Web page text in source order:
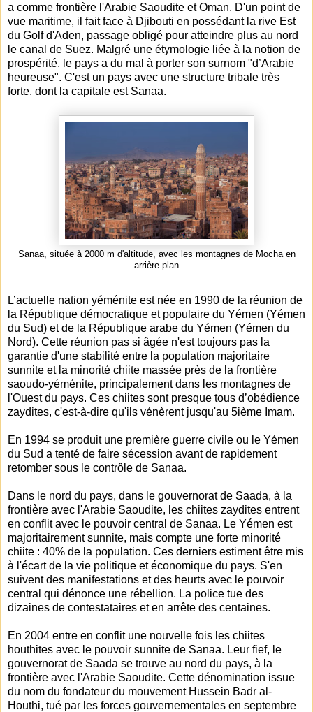
a comme frontière l'Arabie Saoudite et Oman. D'un point de
vue maritime, il fait face à Djibouti en possédant la rive Est
du Golf d'Aden, passage obligé pour atteindre plus au nord
le canal de Suez. Malgré une étymologie liée à la notion de
prospérité, le pays a du mal à porter son surnom "d’Arabie
heureuse". C'est un pays avec une structure tribale très
forte, dont la capitale est Sanaa.
Sanaa, située à 2000 m d'altitude, avec les montagnes de Mocha en
arrière plan
L’actuelle nation yéménite est née en 1990 de la réunion de
la République démocratique et populaire du Yémen (Yémen
du Sud) et de la République arabe du Yémen (Yémen du
Nord). Cette réunion pas si âgée n'est toujours pas la
garantie d'une stabilité entre la population majoritaire
sunnite et la minorité chiite massée près de la frontière
saoudo-yéménite, principalement dans les montagnes de
l'Ouest du pays. Ces chiites sont presque tous d’obédience
zaydites, c'est-à-dire qu'ils vénèrent jusqu'au 5ième Imam.
En 1994 se produit une première guerre civile ou le Yémen
du Sud a tenté de faire sécession avant de rapidement
retomber sous le contrôle de Sanaa.
Dans le nord du pays, dans le gouvernorat de Saada, à la
frontière avec l'Arabie Saoudite, les chiites zaydites entrent
en conflit avec le pouvoir central de Sanaa. Le Yémen est
majoritairement sunnite, mais compte une forte minorité
chiite : 40% de la population. Ces derniers estiment être mis
à l'écart de la vie politique et économique du pays. S'en
suivent des manifestations et des heurts avec le pouvoir
central qui dénonce une rébellion. La police tue des
dizaines de contestataires et en arrête des centaines.
En 2004 entre en conflit une nouvelle fois les chiites
houthites avec le pouvoir sunnite de Sanaa. Leur fief, le
gouvernorat de Saada se trouve au nord du pays, à la
frontière avec l'Arabie Saoudite. Cette dénomination issue
du nom du fondateur du mouvement Hussein Badr al-
Houthi, tué par les forces gouvernementales en septembre